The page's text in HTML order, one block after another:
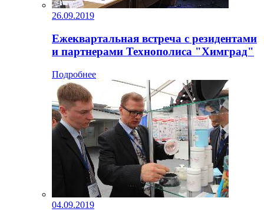
26.09.2019
Ежеквартальная встреча с резидентами
и партнерами Технополиса "Химград"
Подробнее
04.09.2019